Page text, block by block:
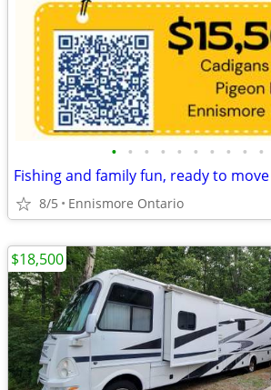
• • • • • • • • • •
Fishing and family fun, ready to
8/5 Ennismore Ontario
$18,500